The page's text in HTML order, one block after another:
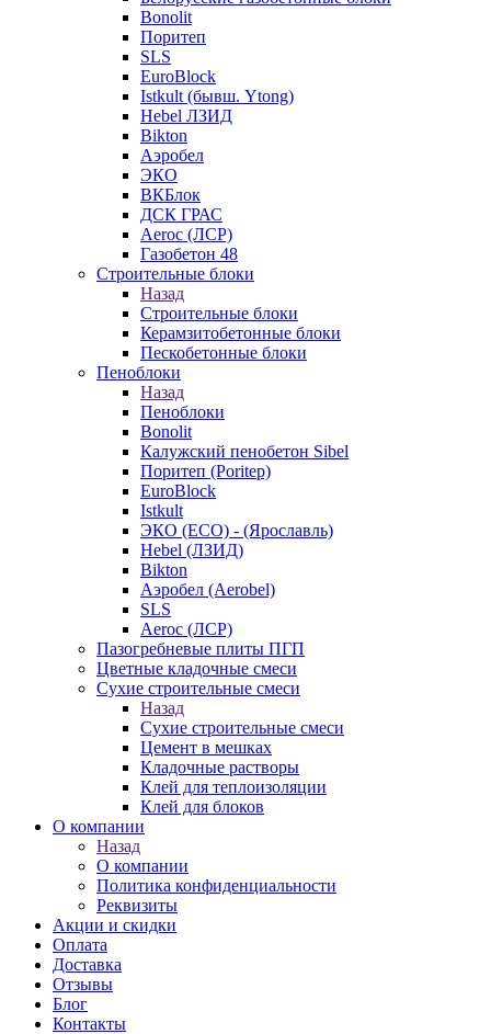
Bonolit
Поритеп
SLS
EuroBlock
Istkult (бывш. Ytong)
Hebel ЛЗИД
Bikton
Аэробел
ЭКО
ВКБлок
ДСК ГРАС
Aeroc (ЛСР)
Газобетон 48
Строительные блоки
Назад
Строительные блоки
Керамзитобетонные блоки
Пескобетонные блоки
Пеноблоки
Назад
Пеноблоки
Bonolit
Калужский пенобетон Sibel
Поритеп (Poritep)
EuroBlock
Istkult
ЭКО (ECO) - (Ярославль)
Hebel (ЛЗИД)
Bikton
Аэробел (Aerobel)
SLS
Aeroc (ЛСР)
Пазогребневые плиты ПГП
Цветные кладочные смеси
Сухие строительные смеси
Назад
Сухие строительные смеси
Цемент в мешках
Кладочные растворы
Клей для теплоизоляции
Клей для блоков
О компании
Назад
О компании
Политика конфиденциальности
Реквизиты
Акции и скидки
Оплата
Доставка
Отзывы
Блог
Контакты